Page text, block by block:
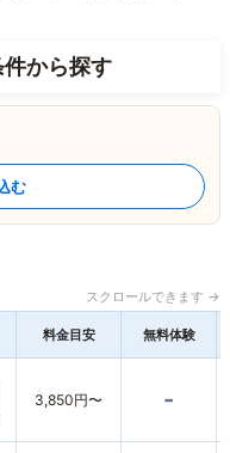
から探す
む
スクロールできます →
料金目安 無料体験
3,850円〜 -